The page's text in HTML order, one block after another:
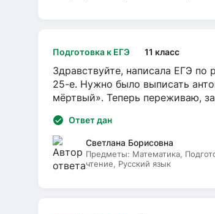
Подготовка к ЕГЭ 11 класс
Здравствуйте, написала ЕГЭ по
25-е. Нужно было выписать
мёртвый». Теперь переживаю,
Ответ дан
Светлана Борисовна
Предметы: Математика,
чтение, Русский язык